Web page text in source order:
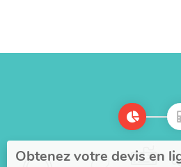
Obtenez votre devis en